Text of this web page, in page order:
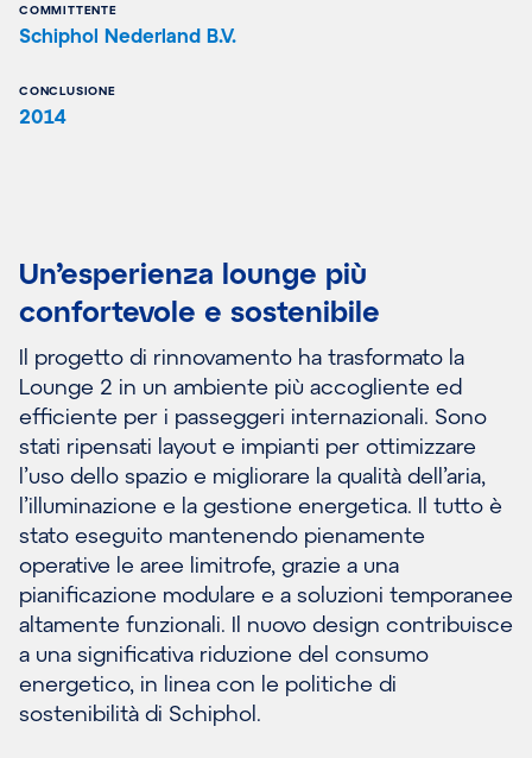
COMMITTENTE
Schiphol Nederland B.V.
CONCLUSIONE
2014
Un’esperienza lounge più
confortevole e sostenibile
Il progetto di rinnovamento ha trasformato la
Lounge 2 in un ambiente più accogliente ed
efficiente per i passeggeri internazionali. Sono
stati ripensati layout e impianti per ottimizzare
l’uso dello spazio e migliorare la qualità dell’aria,
l’illuminazione e la gestione energetica. Il tutto è
stato eseguito mantenendo pienamente
operative le aree limitrofe, grazie a una
pianificazione modulare e a soluzioni temporanee
altamente funzionali. Il nuovo design contribuisce
a una significativa riduzione del consumo
energetico, in linea con le politiche di
sostenibilità di Schiphol.